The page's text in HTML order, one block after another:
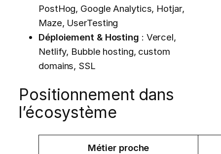
PostHog, Google Analytics, Hotjar,
Maze, UserTesting
Déploiement & Hosting : Vercel,
Netlify, Bubble hosting, custom
domains, SSL
Positionnement dans
l’écosystème
Métier proche